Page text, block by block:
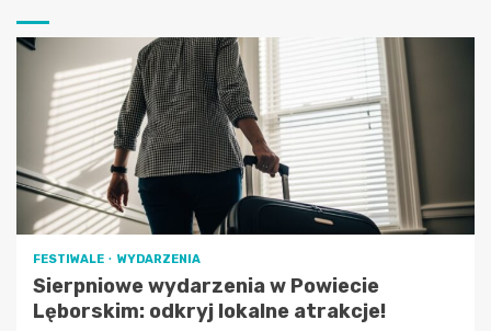
FESTIWALE WYDARZENIA
Sierpniowe wydarzenia w Powiecie
Lęborskim: odkryj lokalne atrakcje!